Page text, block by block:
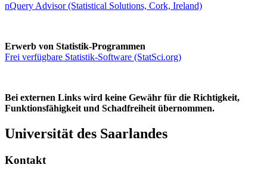
nQuery Advisor (Statistical Solutions, Cork, Ireland)
Erwerb von Statistik-Programmen
Frei verfügbare Statistik-Software (StatSci.org)
Bei externen Links wird keine Gewähr für die Richtigkeit,
Funktionsfähigkeit und Schadfreiheit übernommen.
Universität des Saarlandes
Kontakt